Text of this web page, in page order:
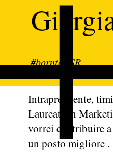
#borntoCSR
Intraprendente,
Laureata in
vorrei contribuire
un posto migliore .